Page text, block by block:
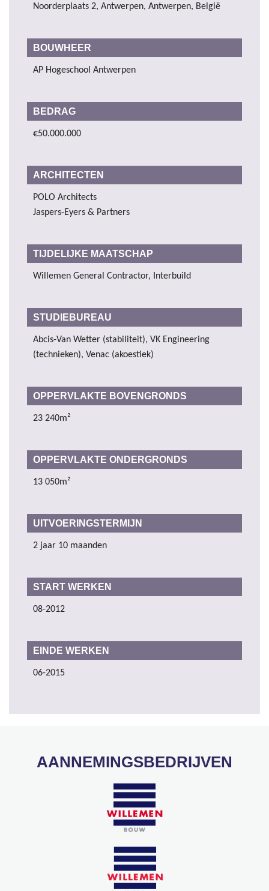
Noorderplaats 2, Antwerpen, Antwerpen, België
BOUWHEER
AP Hogeschool Antwerpen
BEDRAG
€50.000.000
ARCHITECTEN
POLO Architects
Jaspers-Eyers & Partners
TIJDELIJKE MAATSCHAP
Willemen General Contractor, Interbuild
STUDIEBUREAU
Abcis-Van Wetter (stabiliteit), VK Engineering
(technieken), Venac (akoestiek)
OPPERVLAKTE BOVENGRONDS
23 240m²
OPPERVLAKTE ONDERGRONDS
13 050m²
UITVOERINGSTERMIJN
2 jaar 10 maanden
START WERKEN
08-2012
EINDE WERKEN
06-2015
AANNEMINGSBEDRIJVEN